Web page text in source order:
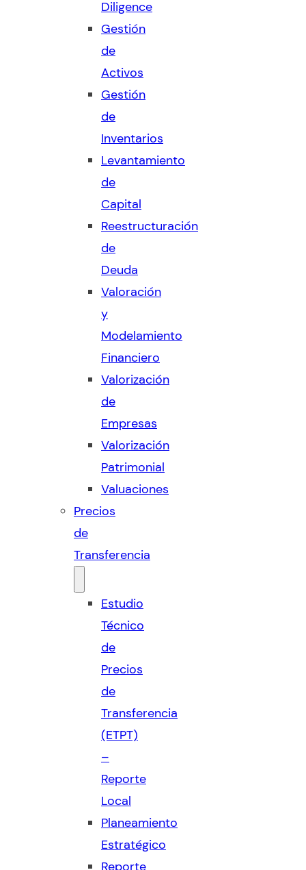
Diligence
Gestión
de
Activos
Gestión
de
Inventarios
Levantamiento
de
Capital
Reestructuración
de
Deuda
Valoración
y
Modelamiento
Financiero
Valorización
de
Empresas
Valorización
Patrimonial
Valuaciones
Precios
de
Transferencia
Estudio
Técnico
de
Precios
de
Transferencia
(ETPT)
–
Reporte
Local
Planeamiento
Estratégico
Reporte